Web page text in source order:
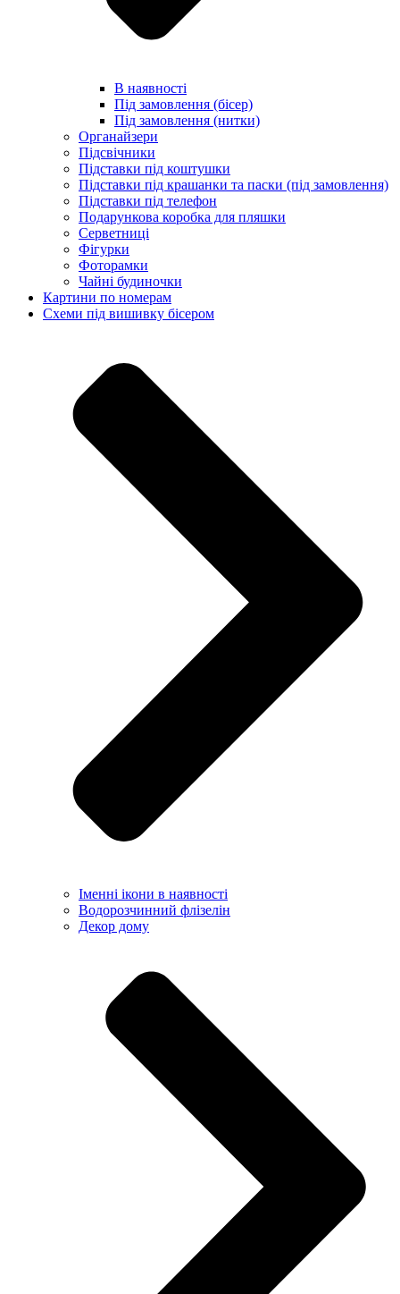
В наявності
Під замовлення (бісер)
Під замовлення (нитки)
Органайзери
Підсвічники
Підставки під коштушки
Підставки під крашанки та паски (під замовлення)
Підставки під телефон
Подарункова коробка для пляшки
Серветниці
Фігурки
Фоторамки
Чайні будиночки
Картини по номерам
Схеми під вишивку бісером
Іменні ікони в наявності
Водорозчинний флізелін
Декор дому